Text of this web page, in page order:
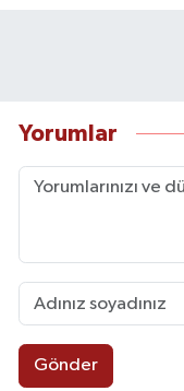
Yorumlar
Gönder